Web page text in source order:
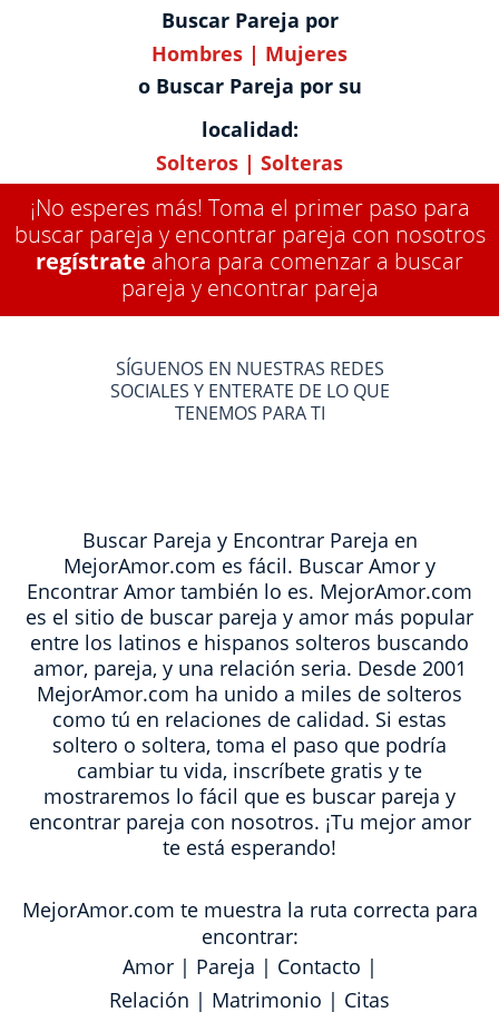
Buscar Pareja por
Hombres | Mujeres
o Buscar Pareja por su
localidad:
Solteros | Solteras
¡No esperes más! Toma el primer paso para
buscar pareja y encontrar pareja con nosotros
regístrate ahora para comenzar a buscar
pareja y encontrar pareja
SÍGUENOS EN NUESTRAS REDES
SOCIALES Y ENTERATE DE LO QUE
TENEMOS PARA TI
Buscar Pareja y Encontrar Pareja en
MejorAmor.com es fácil. Buscar Amor y
Encontrar Amor también lo es. MejorAmor.com
es el sitio de buscar pareja y amor más popular
entre los latinos e hispanos solteros buscando
amor, pareja, y una relación seria. Desde 2001
MejorAmor.com ha unido a miles de solteros
como tú en relaciones de calidad. Si estas
soltero o soltera, toma el paso que podría
cambiar tu vida, inscríbete gratis y te
mostraremos lo fácil que es buscar pareja y
encontrar pareja con nosotros. ¡Tu mejor amor
te está esperando!
MejorAmor.com te muestra la ruta correcta para
encontrar:
Amor| Pareja | Contacto |
Relación | Matrimonio | Citas